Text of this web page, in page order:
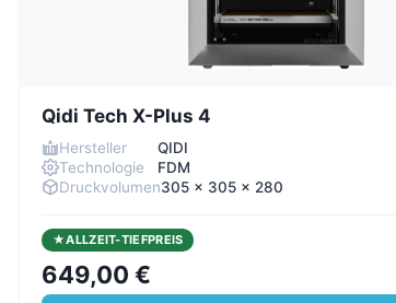
Qidi Tech X-Plus 4
Hersteller
QIDI
Technologie
FDM
Druckvolumen305 x 305 x 280
ALLZEIT-TIEFPREIS
649,00 €